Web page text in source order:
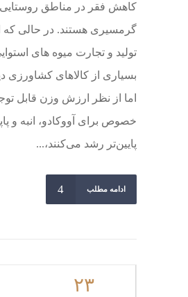
کاهش فقر در مناطق
گرمسیری هستند. در حالی که
تولید و تجارت میوه های
بسیاری از کالاهای کشاورزی
اما از نظر ارزش وزن قابل
خصوص برای آووکادو، انبه و
پایین‌تر رشد می‌کنند،...
ادامه مطلب
۲۳